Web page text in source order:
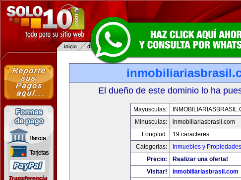
El dueño de este dominio lo ha
Mayusculas:
Minusculas:
inmobiliariasbrasil.com
Longitud:
19 caracteres
Categorias:
Inmuebles y Propiedades
Precio:
Realizar una oferta!
Visitar!
inmobiliariasbrasil.com